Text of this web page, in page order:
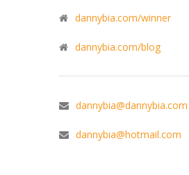
dannybia.com/winner
dannybia.com/blog
dannybia@dannybia.com
dannybia@hotmail.com